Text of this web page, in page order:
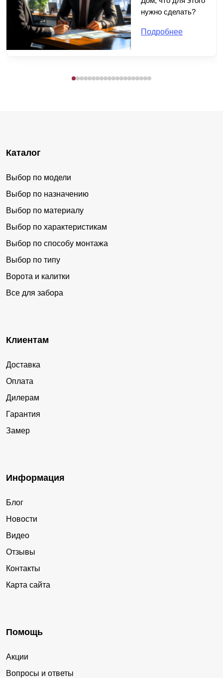
нужно сделать?
Подробнее
Каталог
Выбор по модели
Выбор по назначению
Выбор по материалу
Выбор по характеристикам
Выбор по способу монтажа
Выбор по типу
Ворота и калитки
Все для забора
Клиентам
Доставка
Оплата
Дилерам
Гарантия
Замер
Информация
Блог
Новости
Видео
Отзывы
Контакты
Карта сайта
Помощь
Акции
Вопросы и ответы